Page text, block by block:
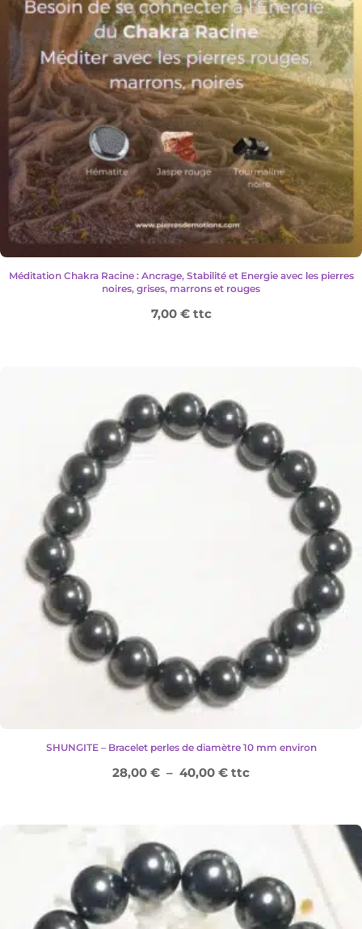
Méditation Chakra Racine : Ancrage, Stabilité et Energie avec les pierres
noires, grises, marrons et rouges
7,00 € ttc
SHUNGITE – Bracelet perles de diamètre 10 mm environ
28,00 € – 40,00 €Plage
à
40,00 €
ttc